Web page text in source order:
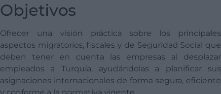
Objetivos
Ofrecer una visión práctica sobre los principales
aspectos migratorios, fiscales y de Seguridad Social que
deben tener en cuenta las empresas al desplazar
empleados a Turquía, ayudándolas a planificar sus
asignaciones internacionales de forma segura, eficiente